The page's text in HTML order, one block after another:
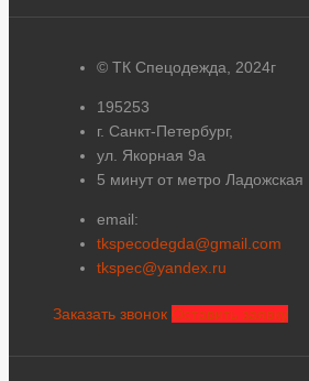
© ТК Спецодежда, 2024г
195253
г. Санкт-Петербург,
ул. Якорная 9а
5 минут от метро Ладожская
email:
tkspecodegda@gmail.com
tkspec@yandex.ru
Заказать звонок Оставить заявку